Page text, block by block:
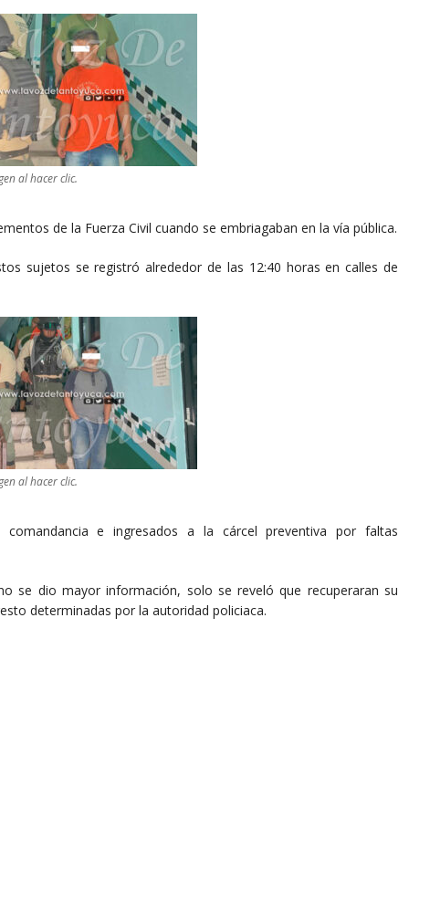
al hacer clic.
de la Fuerza Civil cuando se embriagaban en la vía pública.
sujetos se registró alrededor de las 12:40 horas en calles de
al hacer clic.
e ingresados a la cárcel preventiva por faltas
se dio mayor información, solo se reveló que recuperaran su
determinadas por la autoridad policiaca.